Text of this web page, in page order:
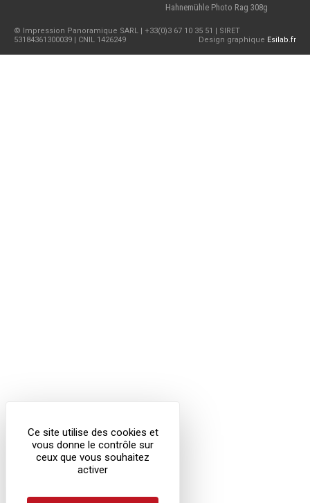
Hahnemühle Photo Rag 308g
© Impression Panoramique SARL | +33(0)3 67 10 35 51 | SIRET
53184361300039 | CNIL 1426249
Design graphique Esilab.fr
Ce site utilise des cookies et
vous donne le contrôle sur
ceux que vous souhaitez
activer